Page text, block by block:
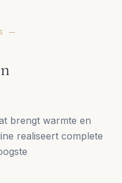
—
brengt warmte en
realiseert complete